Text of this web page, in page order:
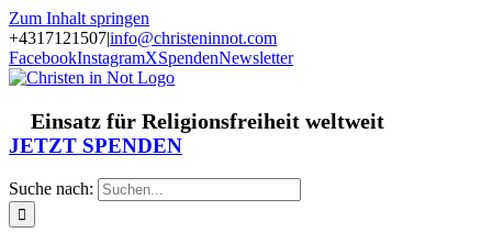
Zum Inhalt springen
+4317121507|info@christeninnot.com
FacebookInstagramXSpendenNewsletter
Einsatz für Religionsfreiheit weltweit
JETZT SPENDEN
Suche nach: